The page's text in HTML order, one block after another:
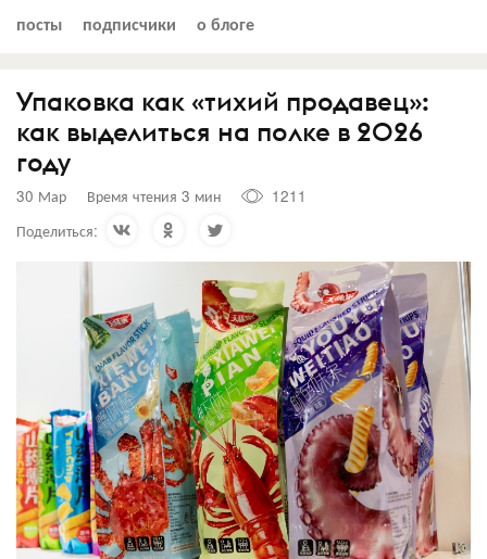
посты подписчики о блоге
Упаковка как «тихий продавец»:
как выделиться на полке в 2026
году
30 Мар Время чтения 3 мин
1211
Поделиться: